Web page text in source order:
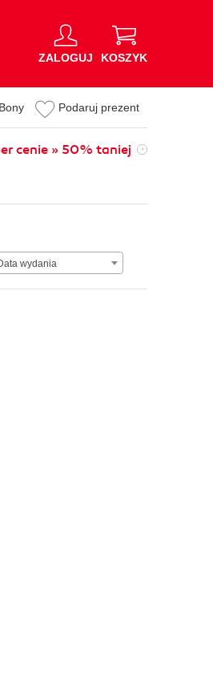
ZALOGUJ KOSZYK
Bony Podaruj prezent
cenie » 50% taniej
wydania
wydania